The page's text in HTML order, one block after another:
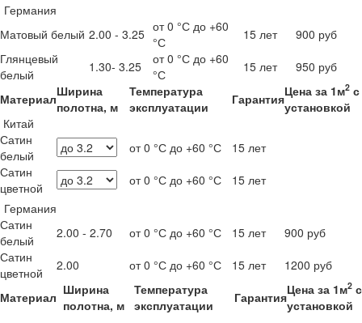
Германия
Матовый белый 2.00 - 3.25 от 0 °С до +60
°С
15 лет
900 руб
Глянцевый
белый
1.30- 3.25
от 0 °С до +60
°С
15 лет
950 руб
МатериалШирина
полотна, м
Температура
эксплуатации
ГарантияЦена за 1м2 с
установкой
Китай
Сатин
белый
от 0 °С до +60 °С
15 лет
Сатин
цветной
от 0 °С до +60 °С
15 лет
Германия
Сатин
белый
2.00 - 2.70 от 0 °С до +60 °С 15 лет
900 руб
Сатин
цветной
2.00 от 0 °С до +60 °С 15 лет
1200 руб
Материал Ширина
полотна, м
Температура
эксплуатации
ГарантияЦена за 1м2 с
установкой